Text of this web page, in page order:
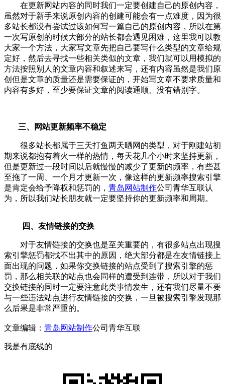
在更新网站内容的同时我们一定要创建自己的原创内容，
虽然对于新手来说原创内容的创建可能会有一点难度，因为很
多站长都没有尝试过该如何写一篇自己的原创内容，所以在第
一次写原创的时候大部分的站长都会遇见困难，这里我可以教
大家一个方法，大家写文章先把自己要写什么类型的文章给规
定好，然后去寻找一些相关类似的文章，我们就可以用模拟的
方法按照别人的文章内容和叙述来写，还有内容虽然是我们原
创但是文章的质量还是需要保证的，开始写文章不要求质量和
内容有多好，至少要保证文章的阅读通顺、没有错别字。
三、网站更新频率不稳定
很多站长都属于三天打鱼两天晒网的类型，对于刚建站初
期来说都抱有着火一样的热情，每天花几个小时来坚持更新，
但是更新过一段时间以后就慢慢的减少了更新的频率，有些甚
至拖了一周、一个月才更新一次，像这样的更新频率搜索引擎
是肯定会给予降权和惩罚的， 青岛网站制作公司青华互联认
为，所以我们站长朋友就一定要坚持你的更新频率和周期。
四、友情链接的交换
对于友情链接的交换也是至关重要的，有很多站点出现搜
索引擎惩罚都找不出其中的原因，绝大部分都是在友情链接上
面出现的问题，如果你交换链接的站点受到了搜索引擎的惩
罚，那么相关联的站点也会同样的遭受到连带，所以对于我们
交换链接的同时一定要注意此类事情发生，还有我们尽量不要
与一些违法站点进行友情链接的交换，一旦被搜索引擎发现那
么后果是非常严重的。
文章编辑： 青岛网站制作公司青华互联
我是有底线的